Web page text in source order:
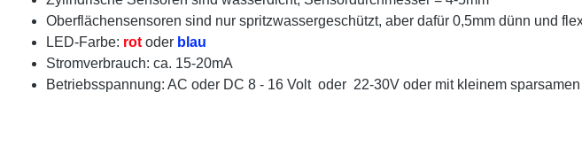
Oberflächensensoren sind nur spritzwassergeschützt, aber dafür 0,5mm dünn und
LED-Farbe: rot oder blau
Stromverbrauch: ca. 15-20mA
Betriebsspannung: AC oder DC 8 - 16 Volt oder 22-30V oder mit kleinem